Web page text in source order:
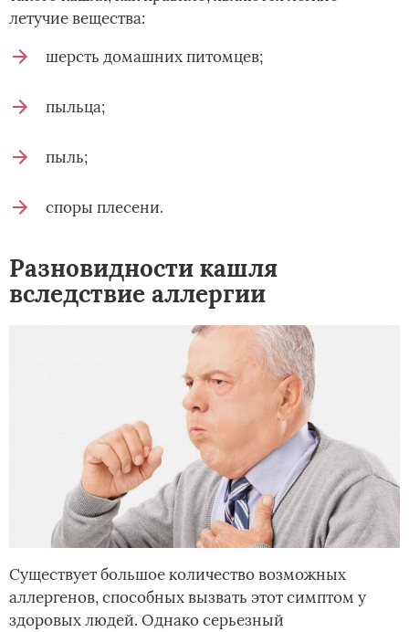
летучие вещества:
шерсть домашних питомцев;
пыльца;
пыль;
споры плесени.
Разновидности кашля
вследствие аллергии
Существует большое количество возможных
аллергенов, способных вызвать этот симптом у
здоровых людей. Однако серьезный